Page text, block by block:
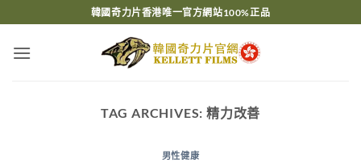
to
content
韓國奇力片香港唯一官方網站100%正品
TAG ARCHIVES: 精力改善
男性健康